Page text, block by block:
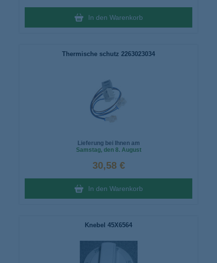
In den Warenkorb
Thermische schutz 2263023034
Lieferung bei Ihnen am
Samstag, den 8. August
30,58 €
In den Warenkorb
Knebel 45X6564